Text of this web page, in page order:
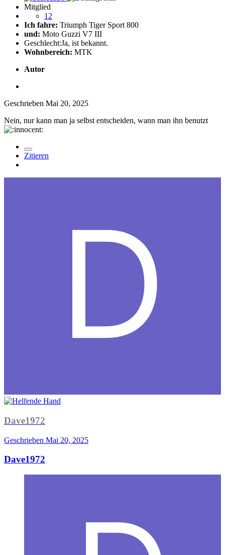
Mitglied
12
Ich fahre: Triumph Tiger Sport 800
und: Moto Guzzi V7 III
Geschlecht:Ja, ist bekannt.
Wohnbereich: MTK
Autor
Geschrieben Mai 20, 2025
Nein, nur kann man ja selbst entscheiden, wann man ihn benutzt
Zitieren
Dave1972
Geschrieben Mai 20, 2025
Dave1972